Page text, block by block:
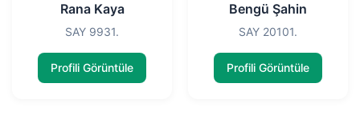
Rana Kaya
SAY 9931.
Profili Görüntüle
Bengü Şahin
SAY 20101.
Profili Görüntüle